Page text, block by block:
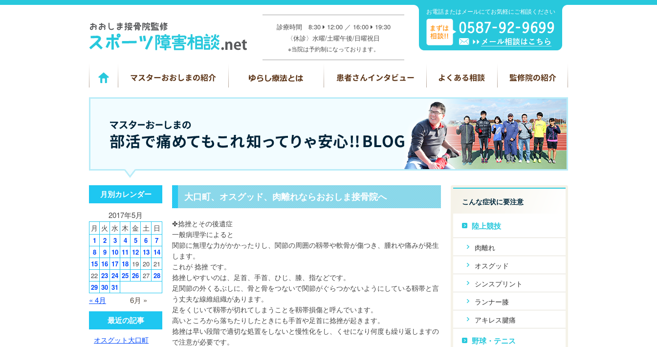
診療時間 8:30 12:00 ／ 16:00
19:30
〈休診〉水曜/土曜午後/日曜祝日
※当院は予約制になっております。
お電話またはメールにてお気軽にご相談ください
大口町、オスグッド、肉離れならおおしま接骨院へ
✤捻挫とその後遺症
一般病理学によると
関節に無理な力がかかったりし、関節の周囲の靱帯や軟骨が傷つき、腫れや痛みが発生
します。
これが 捻挫 です。
捻挫しやすいのは、足首、手首、ひじ、膝、指などです。
足関節の外くるぶしに、骨と骨をつないで関節がぐらつかないようにしている靱帯と言
う丈夫な線維組織があります。
足をくじいて靱帯が切れてしまうことを靱帯損傷と呼んでいます。
高いところから落ちたりしたときにも手首や足首に捻挫が起きます。
捻挫は早い段階で適切な処置をしないと慢性化をし、くせになり何度も繰り返しますの
で注意が必要です。
月別カレンダー
2017年5月
月 火 水 木 金 土 日
« 4月 6月 »
1 2 3 4 5 6
7
8
9 10 11 12 13 14
15 16 17 18 19 20 21
22 23 24 25 26 27 28
29 30 31
最近の記事
オスグット大口町
こんな症状に要注意
陸上競技
肉離れ
オスグッド
シンスプリント
ランナー膝
アキレス腱痛
野球・テニス